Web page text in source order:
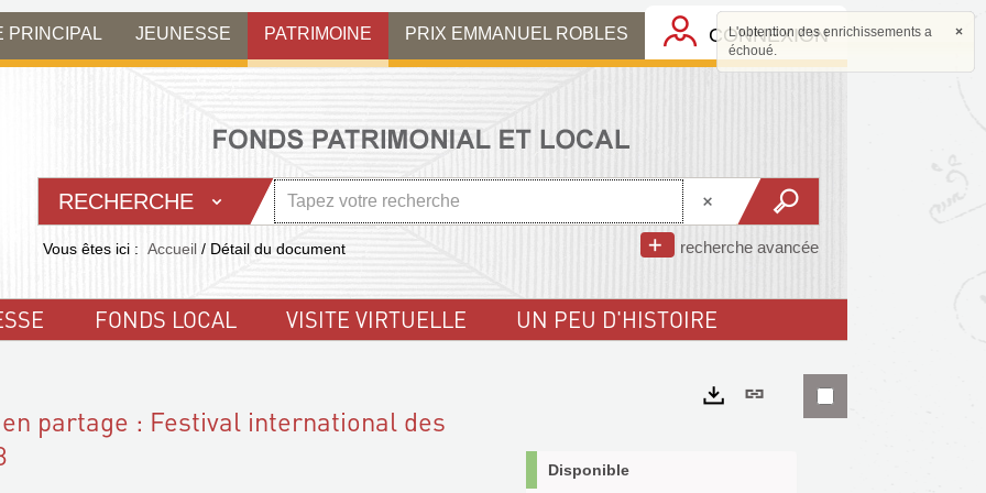
PRINCIPAL JEUNESSE PATRIMOINE PRIX EMMANUEL ROBLES CONNEXION
RECHERCHE
recherche avancée
Vous êtes ici : Accueil / Détail du document
FONDS LOCAL VISITE VIRTUELLE UN PEU D'HISTOIRE
partage : Festival international des
Lien
Disponible
×
L'obtention des enrichissements a
échoué.